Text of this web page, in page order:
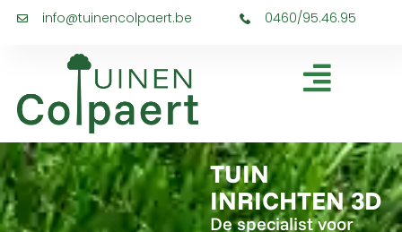
info@tuinencolpaert.be 0460/95.46.95
TUIN
INRICHTEN 3D
De specialist voor